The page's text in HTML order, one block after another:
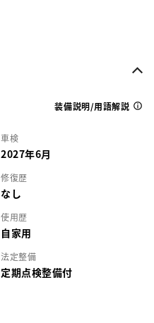
装備説明/用語解説
車検
2027年6月
修復歴
なし
使用歴
自家用
法定整備
定期点検整備付